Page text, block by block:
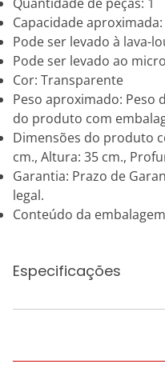
Capacidade aproximada:
Pode ser levado à lava-
Pode ser levado ao
Cor: Transparente
Peso aproximado: Peso
do produto com
Dimensões do produto
cm., Altura: 35 cm.,
Garantia: Prazo de
legal.
Conteúdo da
Especificações